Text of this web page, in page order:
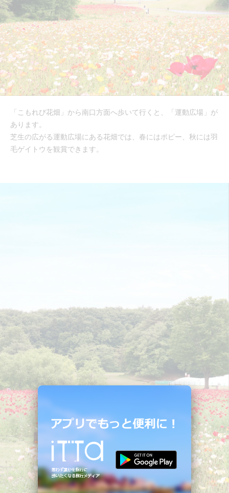
「こもれび花畑」から南口方面へ歩いて行くと、「運動広場」が
あります。
芝生の広がる運動広場にある花畑では、春にはポピー、秋には羽
毛ゲイトウを観賞できます。